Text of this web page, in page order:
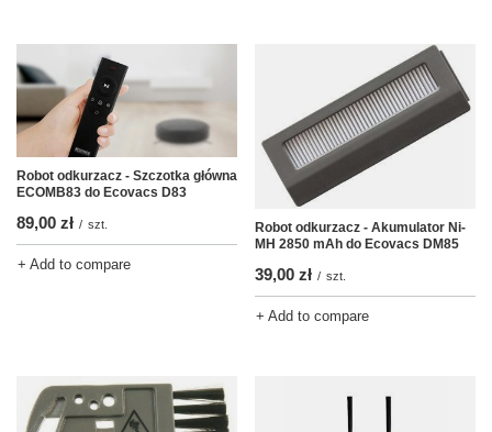
Robot odkurzacz - Szczotka główna
ECOMB83 do Ecovacs D83
89,00 zł / szt.
+ Add to compare
Robot odkurzacz - Akumulator Ni-
MH 2850 mAh do Ecovacs DM85
39,00 zł / szt.
+ Add to compare